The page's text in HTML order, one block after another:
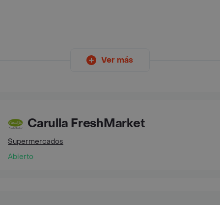
Ver más
Carulla FreshMarket
Supermercados
Abierto